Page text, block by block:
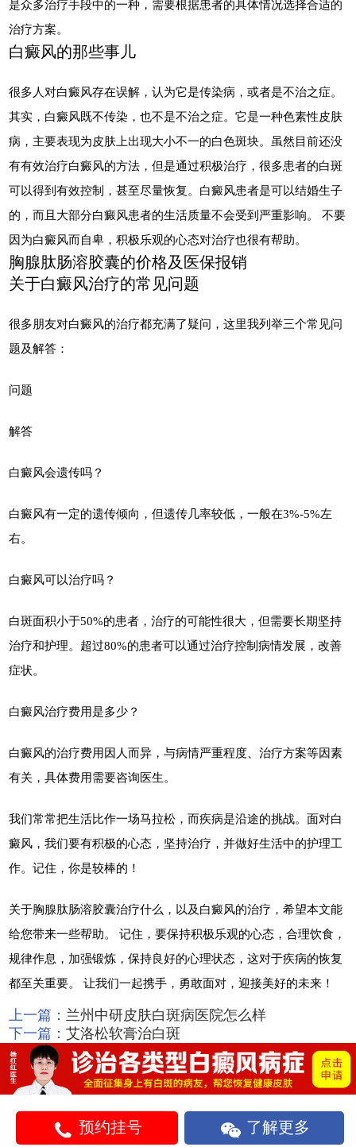
是众多治疗手段中的一种，需要根据患者的具体情况选择合适的
治疗方案。
白癜风的那些事儿
很多人对白癜风存在误解，认为它是传染病，或者是不治之症。
其实，白癜风既不传染，也不是不治之症。它是一种色素性皮肤
病，主要表现为皮肤上出现大小不一的白色斑块。虽然目前还没
有有效治疗白癜风的方法，但是通过积极治疗，很多患者的白斑
可以得到有效控制，甚至尽量恢复。白癜风患者是可以结婚生子
的，而且大部分白癜风患者的生活质量不会受到严重影响。 不要
因为白癜风而自卑，积极乐观的心态对治疗也很有帮助。
胸腺肽肠溶胶囊的价格及医保报销
关于白癜风治疗的常见问题
很多朋友对白癜风的治疗都充满了疑问，这里我列举三个常见问
题及解答：
问题
解答
白癜风会遗传吗？
白癜风有一定的遗传倾向，但遗传几率较低，一般在3%-5%左
右。
白癜风可以治疗吗？
白斑面积小于50%的患者，治疗的可能性很大，但需要长期坚持
治疗和护理。超过80%的患者可以通过治疗控制病情发展，改善
症状。
白癜风治疗费用是多少？
白癜风的治疗费用因人而异，与病情严重程度、治疗方案等因素
有关，具体费用需要咨询医生。
我们常常把生活比作一场马拉松，而疾病是沿途的挑战。面对白
癜风，我们要有积极的心态，坚持治疗，并做好生活中的护理工
作。记住，你是较棒的！
关于胸腺肽肠溶胶囊治疗什么，以及白癜风的治疗，希望本文能
给您带来一些帮助。 记住，要保持积极乐观的心态，合理饮食，
规律作息，加强锻炼，保持良好的心理状态，这对于疾病的恢复
都至关重要。 让我们一起携手，勇敢面对，迎接美好的未来！
上一篇： 兰州中研皮肤白斑病医院怎么样
下一篇：艾洛松软膏治白斑
预约挂号 了解更多